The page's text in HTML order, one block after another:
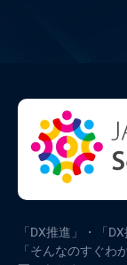
「DX推進」・「
「そんなのすぐ